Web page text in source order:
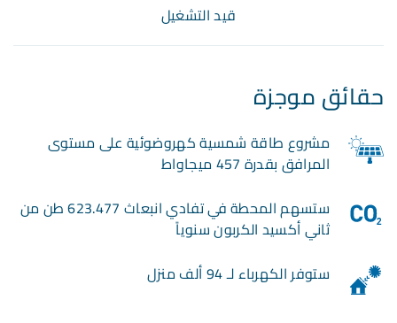
قيد التشغيل
حقائق موجزة
مشروع طاقة شمسية كهروضوئية على مستوى
المرافق بقدرة 457 ميجاواط
ستسهم المحطة في تفادي انبعاث 623.477 طن من
ثاني أكسيد الكربون سنوياً
ستوفر الكهرباء لـ 94 ألف منزل